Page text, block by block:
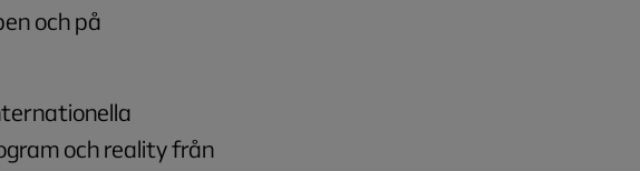
och på
och reality från